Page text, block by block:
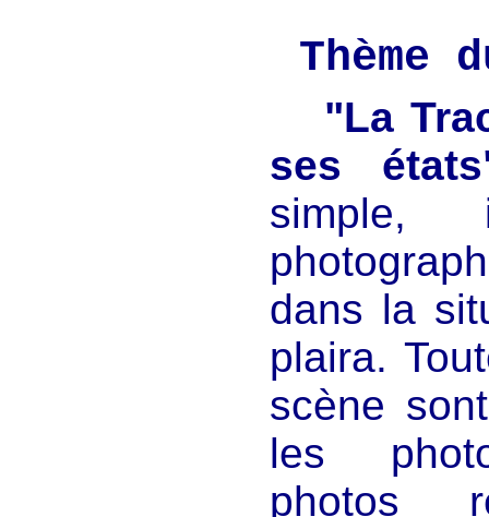
Thème
"La
ses
dans la
plaira.
scène
les
photos